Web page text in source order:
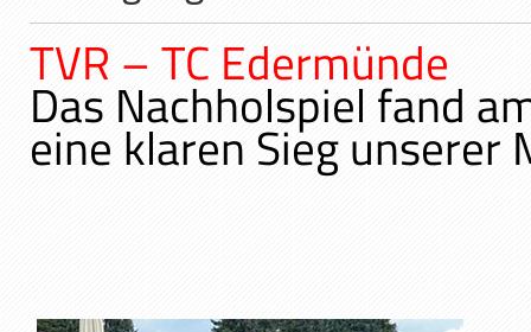
TVR – TC Edermünde
Das Nachholspiel fand
eine klaren Sieg unserer